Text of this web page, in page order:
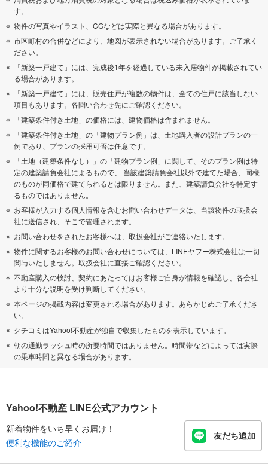
す。
物件の写真やイラスト、CGなどは実際と異なる場合があります。
市区町村の合併などにより、地図が表示されない場合があります。ご了承く
ださい。
「新築一戸建て」には、完成後1年を経過している未入居物件が掲載されてい
る場合があります。
「新築一戸建て」には、販売住戸が複数の物件は、全ての住戸に該当しない
項目もあります。各問い合わせ先にご確認ください。
「建築条件付き土地」の価格には、建物価格は含まれません。
「建築条件付き土地」の「建物プラン例」は、土地購入者の設計プランの一
例であり、プランの採用可否は任意です。
「土地（建築条件なし）」の「建物プラン例」に関して、そのプラン例は特
定の建築請負会社によるもので、 当該建築請負会社以外で建てた場合、同様
のものが同価格で建てられるとは限りません。また、建築請負会社を特定す
るものではありません。
お客様が入力する個人情報を含むお問い合わせデータは、当該物件の取扱会
社に送信され、そこで管理されます。
お問い合わせをされたお客様へは、取扱会社がご連絡いたします。
物件に関するお客様のお問い合わせについては、LINEヤフー株式会社は一切
関与いたしません。取扱会社に直接ご確認ください。
不動産購入の検討、契約にあたってはお客様ご自身が情報を確認し、各会社
より十分な説明を受け判断してください。
本ページの掲載内容は変更される場合があります。あらかじめご了承くださ
い。
クチコミはYahoo!不動産が独自で収集したものを表示しています。
朝の通勤ラッシュ時の所要時間ではありません。時間帯などによっては実際
の乗車時間と異なる場合があります。
Yahoo!不動産 LINE公式アカウント
新着物件をいち早くお届け！
便利な機能のご紹介
友だち追加